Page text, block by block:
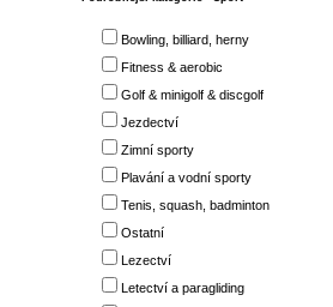
Bowling, billiard, herny
Fitness & aerobic
Golf & minigolf & discgolf
Jezdectví
Zimní sporty
Plavání a vodní sporty
Tenis, squash, badminton
Ostatní
Lezectví
Letectví a paragliding